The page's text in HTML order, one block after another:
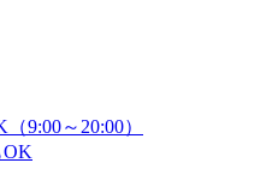
9:00～20:00）
OK